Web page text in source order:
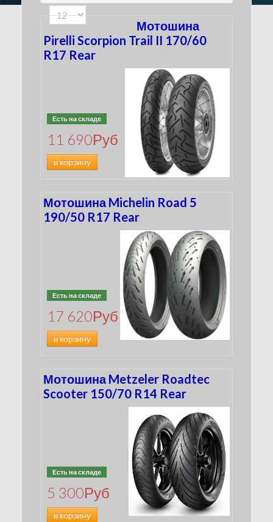
180(116)
190(134)
200 (50)
210(5)
300(2)
MT90(2)
MU85(4)
100(33)
Мотошина
Pirelli Scorpion Trail II 170/60
R17 Rear
Есть на складе
11 690Руб
в корзину
Мотошина Michelin Road 5
190/50 R17 Rear
Есть на складе
17 620Руб
в корзину
Мотошина Metzeler Roadtec
Scooter 150/70 R14 Rear
Есть на складе
5 300Руб
в корзину